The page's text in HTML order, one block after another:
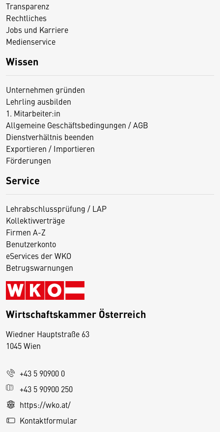
Transparenz
Rechtliches
Jobs und Karriere
Medienservice
Wissen
Unternehmen gründen
Lehrling ausbilden
1. Mitarbeiter:in
Allgemeine Geschäftsbedingungen / AGB
Dienstverhältnis beenden
Exportieren / Importieren
Förderungen
Service
Lehrabschlussprüfung / LAP
Kollektivverträge
Firmen A-Z
Benutzerkonto
eServices der WKO
Betrugswarnungen
Wirtschaftskammer Österreich
Wiedner Hauptstraße 63
1045 Wien
+43 5 90900 0
+43 5 90900 250
https://wko.at/
Kontaktformular
D
s
e
S
e